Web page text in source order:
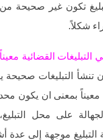
تكون غير صحيحة
شكلاً.
تنشأ التبليغات صحيحة
بمعنى ان يكون
على محل
التبليغ موجهة إلى عدة